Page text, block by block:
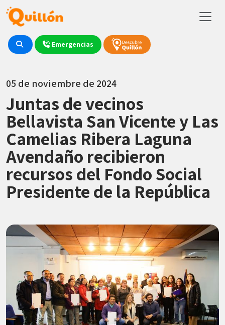
Emergencias
05 de noviembre de 2024
Juntas de vecinos
Bellavista San Vicente y Las
Camelias Ribera Laguna
Avendaño recibieron
recursos del Fondo Social
Presidente de la República